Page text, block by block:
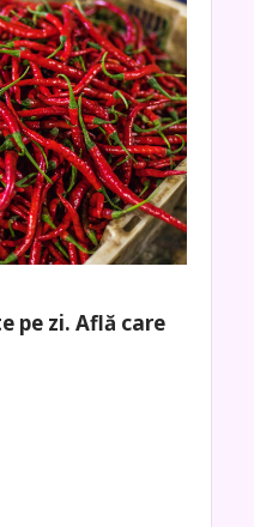
pe zi. Află care